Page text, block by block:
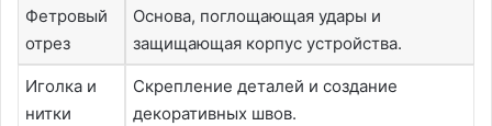
Фетровый
отрез
Основа, поглощающая удары и
защищающая корпус устройства.
Иголка и
нитки
Скрепление деталей и создание
декоративных швов.